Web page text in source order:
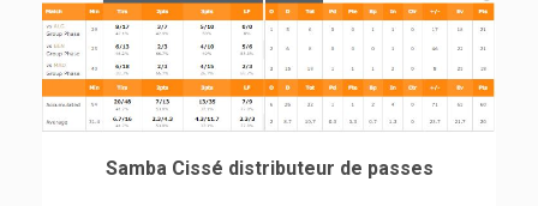
Samba Cissé distributeur de passes